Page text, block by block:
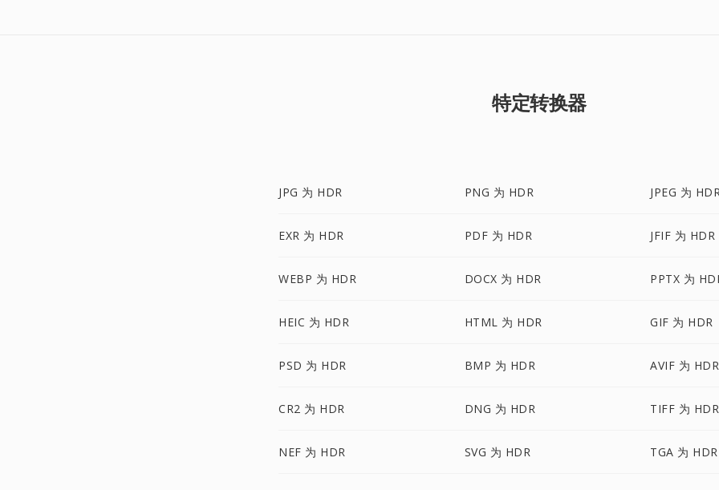
特定转换器
JPG 为 HDR PNG 为 HDR JPEG 为
EXR 为 HDR PDF 为 HDR JFIF 为 HDR
WEBP 为 HDR DOCX 为 HDR PPTX 为
HEIC 为 HDR HTML 为 HDR GIF 为 HDR
PSD 为 HDR BMP 为 HDR AVIF 为 HDR
CR2 为 HDR DNG 为 HDR TIFF 为 HDR
NEF 为 HDR SVG 为 HDR TGA 为 HDR